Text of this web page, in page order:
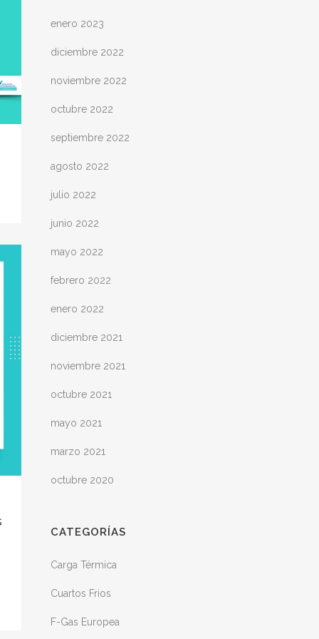
enero 2023
diciembre 2022
noviembre 2022
octubre 2022
septiembre 2022
agosto 2022
julio 2022
junio 2022
mayo 2022
febrero 2022
enero 2022
diciembre 2021
noviembre 2021
octubre 2021
mayo 2021
marzo 2021
octubre 2020
CATEGORÍAS
Carga Térmica
Cuartos Frios
F-Gas Europea